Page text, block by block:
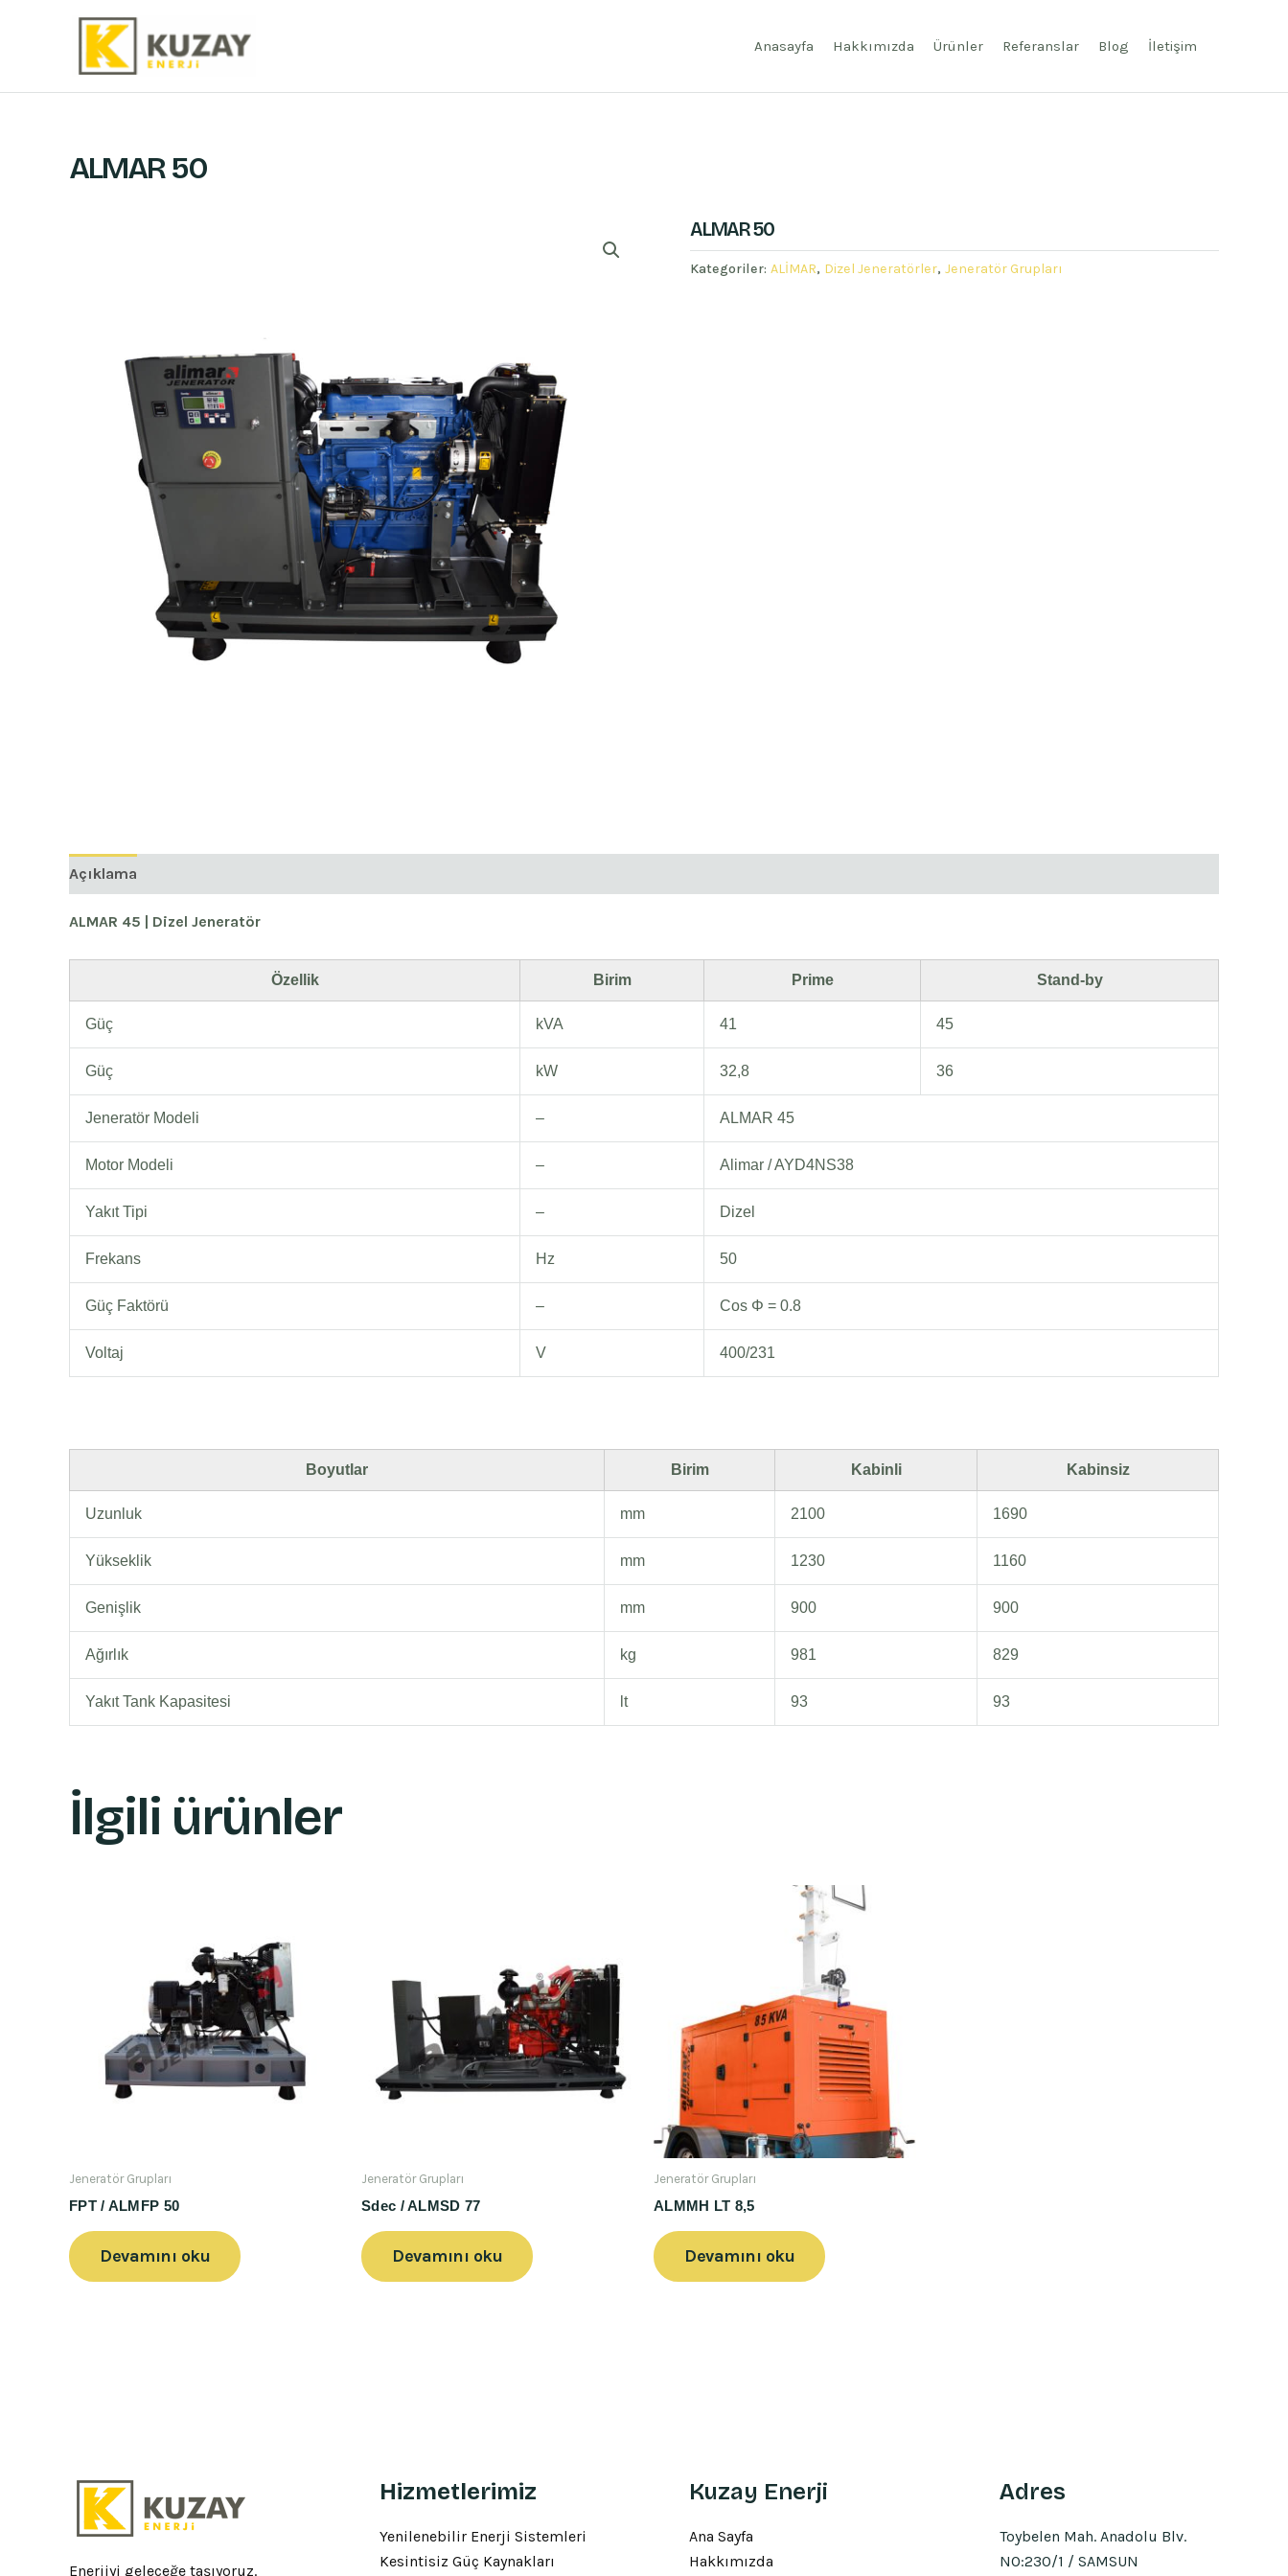
Anasayfa Hakkımızda Ürünler Referanslar Blog İletişim
ALMAR 50
ALMAR 50
Kategoriler: ALİMAR, Dizel Jeneratörler, Jeneratör Grupları
Açıklama
ALMAR 45 | Dizel Jeneratör
Özellik Birim Prime Stand-by
Güç kVA 41 45
Güç kW 32,8 36
Jeneratör Modeli – ALMAR 45
Motor Modeli – Alimar / AYD4NS38
Yakıt Tipi – Dizel
Frekans Hz 50
Güç Faktörü – Cos Φ = 0.8
Voltaj V 400/231
Boyutlar Birim Kabinli Kabinsiz
Uzunluk mm 2100 1690
Yükseklik mm 1230 1160
Genişlik mm 900 900
Ağırlık kg 981 829
Yakıt Tank Kapasitesi lt 93 93
İlgili ürünler
Jeneratör Grupları
FPT / ALMFP 50
Devamını oku
Jeneratör Grupları
Sdec / ALMSD 77
Devamını oku
Jeneratör Grupları
ALMMH LT 8,5
Devamını oku
Enerjiyi geleceğe taşıyoruz.
Hizmetlerimiz
Yenilenebilir Enerji Sistemleri
Kesintisiz Güç Kaynakları
Kuzay Enerji
Ana Sayfa
Hakkımızda
Adres
Toybelen Mah. Anadolu Blv.
NO:230/1 / SAMSUN